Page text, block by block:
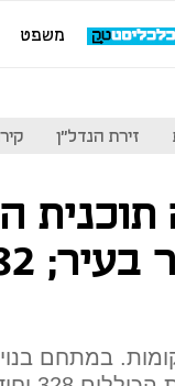
משפט
זירת הנדל"ן
בינוי